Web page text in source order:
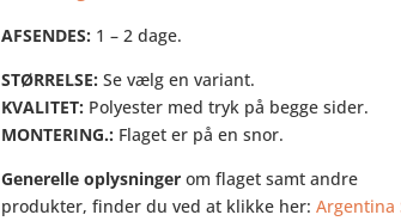
AFSENDES: 1 – 2 dage.
STØRRELSE: Se vælg en variant.
KVALITET: Polyester med tryk på begge sider.
MONTERING.: Flaget er på en snor.
Generelle oplysninger om flaget samt andre
produkter, finder du ved at klikke her:Argentina